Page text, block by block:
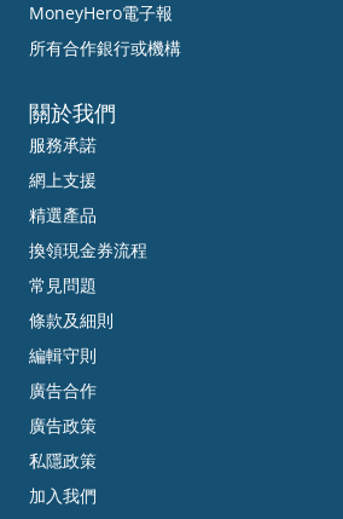
MoneyHero電子報
所有合作銀行或機構
關於我們
服務承諾
網上支援
精選產品
換領現金券流程
常見問題
條款及細則
編輯守則
廣告合作
廣告政策
私隱政策
加入我們